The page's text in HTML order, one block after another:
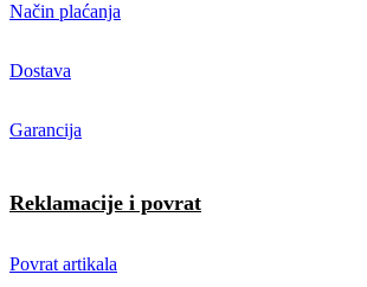
Način plaćanja
Dostava
Garancija
Reklamacije i povrat
Povrat artikala